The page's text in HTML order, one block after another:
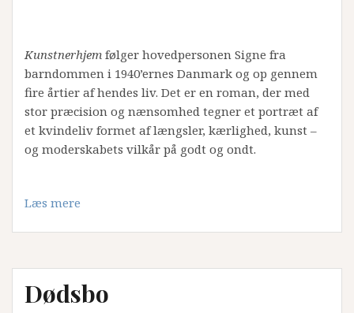
Kunstnerhjem følger hovedpersonen Signe fra
barndommen i 1940’ernes Danmark og op gennem
fire årtier af hendes liv. Det er en roman, der med
stor præcision og nænsomhed tegner et portræt af
et kvindeliv formet af længsler, kærlighed, kunst –
og moderskabets vilkår på godt og ondt.
Læs mere
Dødsbo